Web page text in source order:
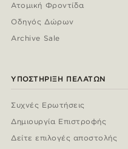
Ατομική Φροντίδα
Οδηγός Δώρων
Archive Sale
ΥΠΟΣΤΉΡΙΞΗ ΠΕΛΑΤΏΝ
Συχνές Ερωτήσεις
Δημιουργία Επιστροφής
Δείτε επιλογές αποστολής